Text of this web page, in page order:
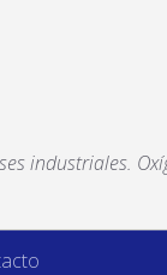
industriales.